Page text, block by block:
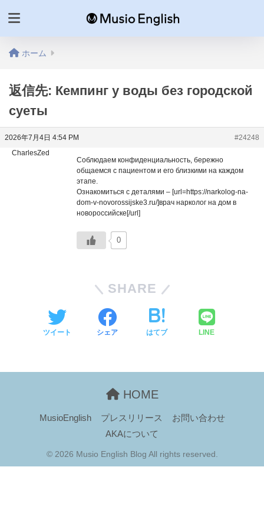
ホーム
返信先: Кемпинг у воды без городской
суеты
2026年7月4日 4:54 PM
#24248
CharlesZed
Соблюдаем конфиденциальность, бережно
общаемся с пациентом и его близкими на каждом
этапе.
Ознакомиться с деталями – [url=https://narkolog-na-
dom-v-novorossijske3.ru/]врач нарколог на дом в
новороссийске[/url]
0
SHARE
ツイート シェア はてブ LINE
HOME
MusioEnglish プレスリリース
お問い合わせ
AKAについて
© 2026 Musio English Blog All rights reserved.